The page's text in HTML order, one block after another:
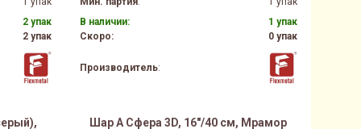
2 упак
2 упак
В наличии:
1 упак
Скоро:
0 упак
Производитель:
Шар А Сфера 3D, 16"/40 см, Мрамор